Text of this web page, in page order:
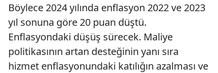
Böylece 2024 yılında enflasyon 2022 ve 2023
yıl sonuna göre 20 puan düştü.
Enflasyondaki düşüş sürecek. Maliye
politikasının artan desteğinin yanı sıra
hizmet enflasyonundaki katılığın azalması ve